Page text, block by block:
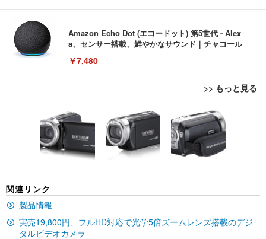
Amazon Echo Dot (エコードット) 第5世代 - Alex
a、センサー搭載、鮮やかなサウンド｜チャコール
￥7,480
>> もっと見る
[EdoErgo] オフィスチェア 椅子 テレワーク 疲れな
い 跳ね上げ式アームレスト コンパクト 約105度ロッ
キング pc 事務椅子 360度回転 座面昇降 強化ナイロ
ン樹脂ベース 通気性メッシュ 在宅ワーク H-WY01
(黒網+黒枠+黒足)
￥5,699
ュチェア 人間工学 疲れない ブラック
EIZO ビジネス向けプレミアムモニター | FlexScan
EV3240X-WT | 31.5型4K UHD・USB Type-C・ホワ
イト
￥105,595
￥109,572
Amazonベーシック ペットシーツ 薄型 レギュラー 1
回使い捨て 無香料 ホワイト 300枚
￥3,373
x2袋(84枚) ホワイト(吸収面:ライトブルー)
関連リンク
製品情報
実売19,800円、フルHD対応で光学5倍ズームレンズ搭載のデジ
タルビデオカメラ